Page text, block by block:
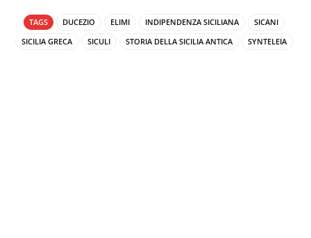
TAGS DUCEZIO ELIMI INDIPENDENZA SICILIANA
SICANI
SICILIA GRECA
SICULI STORIA DELLA SICILIA ANTICA SYNTELEIA